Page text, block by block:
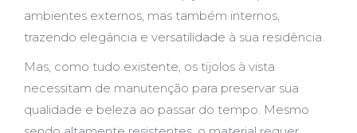
ambientes externos, mas também internos,
trazendo elegância e versatilidade à sua residência.
Mas, como tudo existente, os tijolos à vista
necessitam de manutenção para preservar sua
qualidade e beleza ao passar do tempo. Mesmo